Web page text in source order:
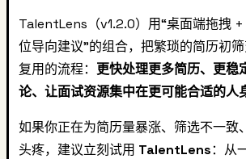
TalentLens（v1.2.0）用“桌面端拖拽 +
位导向建议”的组合，把繁琐的简历初
复用的流程： 更快处理更多简历、更稳
论、让面试资源集中在更可能合适的人
如果你正在为简历量暴涨、筛选不一致
头疼，建议立刻试用 TalentLens：从